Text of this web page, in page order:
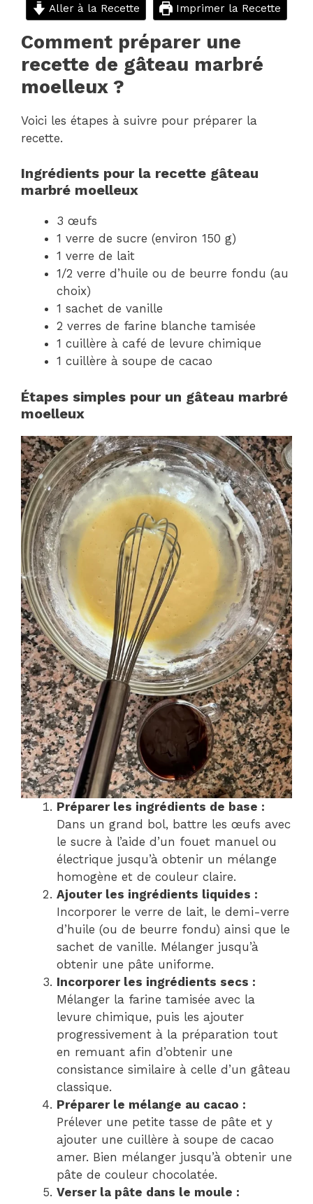
Aller à la Recette Imprimer la Recette
Comment préparer une
recette de gâteau marbré
moelleux ?
Voici les étapes à suivre pour préparer la
recette.
Ingrédients pour la recette gâteau
marbré moelleux
3 œufs
1 verre de sucre (environ 150 g)
1 verre de lait
1/2 verre d’huile ou de beurre fondu (au
choix)
1 sachet de vanille
2 verres de farine blanche tamisée
1 cuillère à café de levure chimique
1 cuillère à soupe de cacao
Étapes simples pour un gâteau marbré
moelleux
Préparer les ingrédients de base :
Dans un grand bol, battre les œufs avec
le sucre à l’aide d’un fouet manuel ou
électrique jusqu’à obtenir un mélange
homogène et de couleur claire.
Ajouter les ingrédients liquides :
Incorporer le verre de lait, le demi-verre
d’huile (ou de beurre fondu) ainsi que le
sachet de vanille. Mélanger jusqu’à
obtenir une pâte uniforme.
Incorporer les ingrédients secs :
Mélanger la farine tamisée avec la
levure chimique, puis les ajouter
progressivement à la préparation tout
en remuant afin d’obtenir une
consistance similaire à celle d’un gâteau
classique.
Préparer le mélange au cacao :
Prélever une petite tasse de pâte et y
ajouter une cuillère à soupe de cacao
amer. Bien mélanger jusqu’à obtenir une
pâte de couleur chocolatée.
Verser la pâte dans le moule :